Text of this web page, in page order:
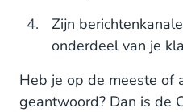
Zijn
onderdeel van je
Heb je op de meeste of
geantwoord? Dan is de